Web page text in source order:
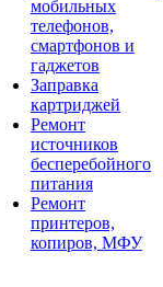
мобильных
телефонов,
смартфонов и
гаджетов
Заправка
картриджей
Ремонт
источников
бесперебойного
питания
Ремонт
принтеров,
копиров, МФУ